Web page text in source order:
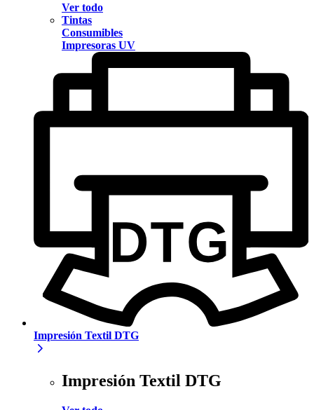
Ver todo
Tintas
Consumibles
Impresoras UV
Impresión Textil DTG
Impresión Textil DTG